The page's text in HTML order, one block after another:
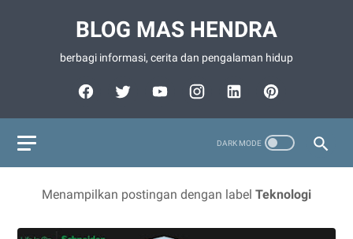
BLOG MAS HENDRA
berbagi informasi, cerita dan pengalaman hidup
Menampilkan postingan dengan label Teknologi